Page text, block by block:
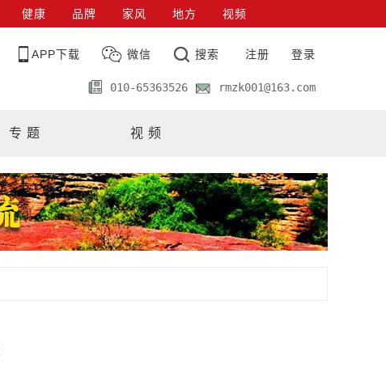
健康 品牌 家风 地方 视频
APP下载 微信 搜索 注册 登录
010-65363526 rmzk001@163.com
专 题 视 频